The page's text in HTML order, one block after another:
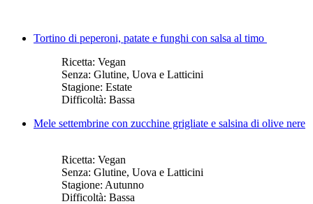
Tortino di peperoni, patate e funghi con salsa al timo
Ricetta: Vegan
Senza: Glutine, Uova e Latticini
Stagione: Estate
Difficoltà: Bassa
Mele settembrine con zucchine grigliate e salsina di olive nere
Ricetta: Vegan
Senza: Glutine, Uova e Latticini
Stagione: Autunno
Difficoltà: Bassa